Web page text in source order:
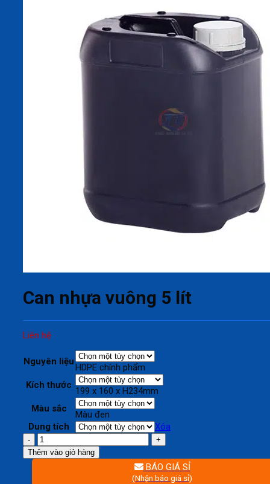
Can nhựa vuông 5 lít
Liên hệ
Nguyên liệu
HDPE chính phẩm
Kích thước
199 x 160 x H234mm
Màu sắc
Màu đen
Dung tích
Xóa
Can
nhựa
vuông
Thêm vào giỏ hàng
BÁO GIÁ SỈ
(Nhận báo giá sỉ)